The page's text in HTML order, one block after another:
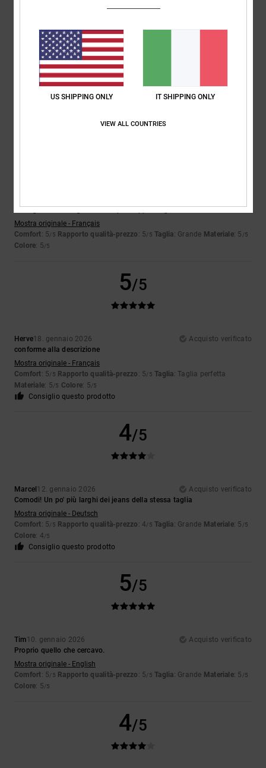
21. gennaio 2026
Bel modello e prezzo conveniente in saldo
Mostra originale - Français
Comfort: 5/5 Rapporto qualità-prezzo
: 5
Consiglio questo prodotto
4
Mostra originale - Français
Comfort: 5/5 Rapporto qualità-prezzo : 5/5 Taglia: Grande Materiale: 5 /5
Colore: 5/5
5/5
Herve18. gennaio 2026
Acquisto verificato
conforme alla descrizione
Mostra originale - Français
Comfort: 5/5 Rapporto qualità-prezzo : 5/5 Taglia: Taglia perfetta
Materiale: 5/5 Colore: 5/5
Consiglio questo prodotto
4/5
Marcel 12. gennaio 2026
Acquisto verificato
Comodi! Un po' più larghi dei jeans della stessa taglia
Mostra originale - Deutsch
Comfort: 5/5 Rapporto qualità-prezzo : 4/5 Taglia: Grande Materiale: 5 /5
Colore: 4/5
Consiglio questo prodotto
5/5
Tim10. gennaio 2026
Acquisto verificato
Proprio quello che cercavo.
Mostra originale - English
Comfort: 5/5 Rapporto qualità-prezzo : 5/5 Taglia: Grande Materiale: 5 /5
Colore: 5/5
4/5
US SHIPPING ONLY IT SHIPPING ONLY
VIEW ALL COUNTRIES